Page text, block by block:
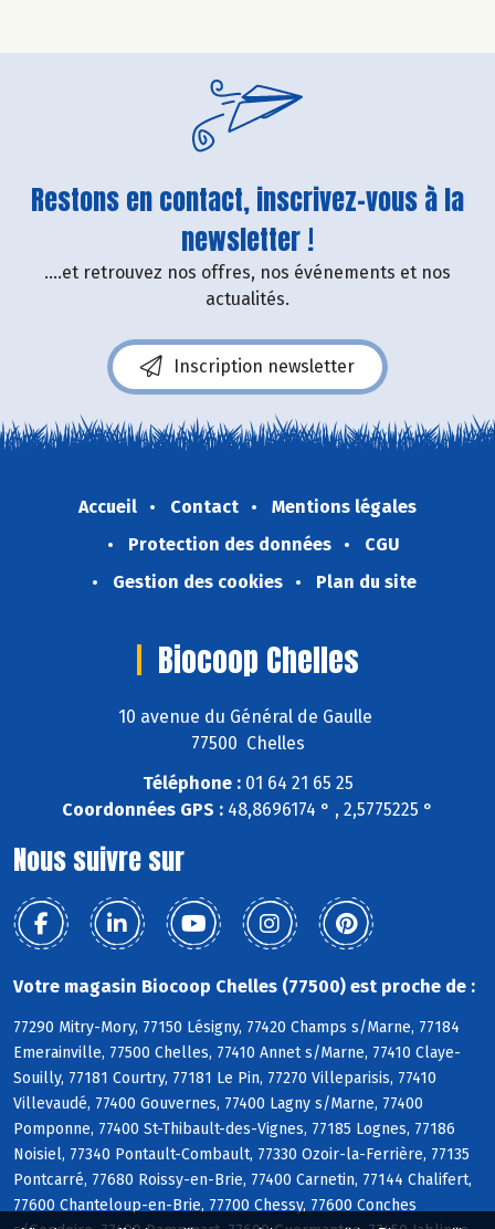
Restons en contact, inscrivez-vous à la
newsletter !
....et retrouvez nos offres, nos événements et nos
actualités.
Inscription newsletter
Accueil Contact
Mentions légales
Protection des données
CGU
Gestion des cookies
Plan du site
Biocoop Chelles
10 avenue du Général de Gaulle
77500 Chelles
Téléphone :01 64 21 65 25
Coordonnées GPS : 48,8696174 ° , 2,5775225 °
Nous suivre sur
Votre magasin Biocoop Chelles (77500) est proche de :
77290 Mitry-Mory, 77150 Lésigny, 77420 Champs s/Marne, 77184
Emerainville, 77500 Chelles, 77410 Annet s/Marne, 77410 Claye-
Souilly, 77181 Courtry, 77181 Le Pin, 77270 Villeparisis, 77410
Villevaudé, 77400 Gouvernes, 77400 Lagny s/Marne, 77400
Pomponne, 77400 St-Thibault-des-Vignes, 77185 Lognes, 77186
Noisiel, 77340 Pontault-Combault, 77330 Ozoir-la-Ferrière, 77135
Pontcarré, 77680 Roissy-en-Brie, 77400 Carnetin, 77144 Chalifert,
77600 Chanteloup-en-Brie, 77700 Chessy, 77600 Conches